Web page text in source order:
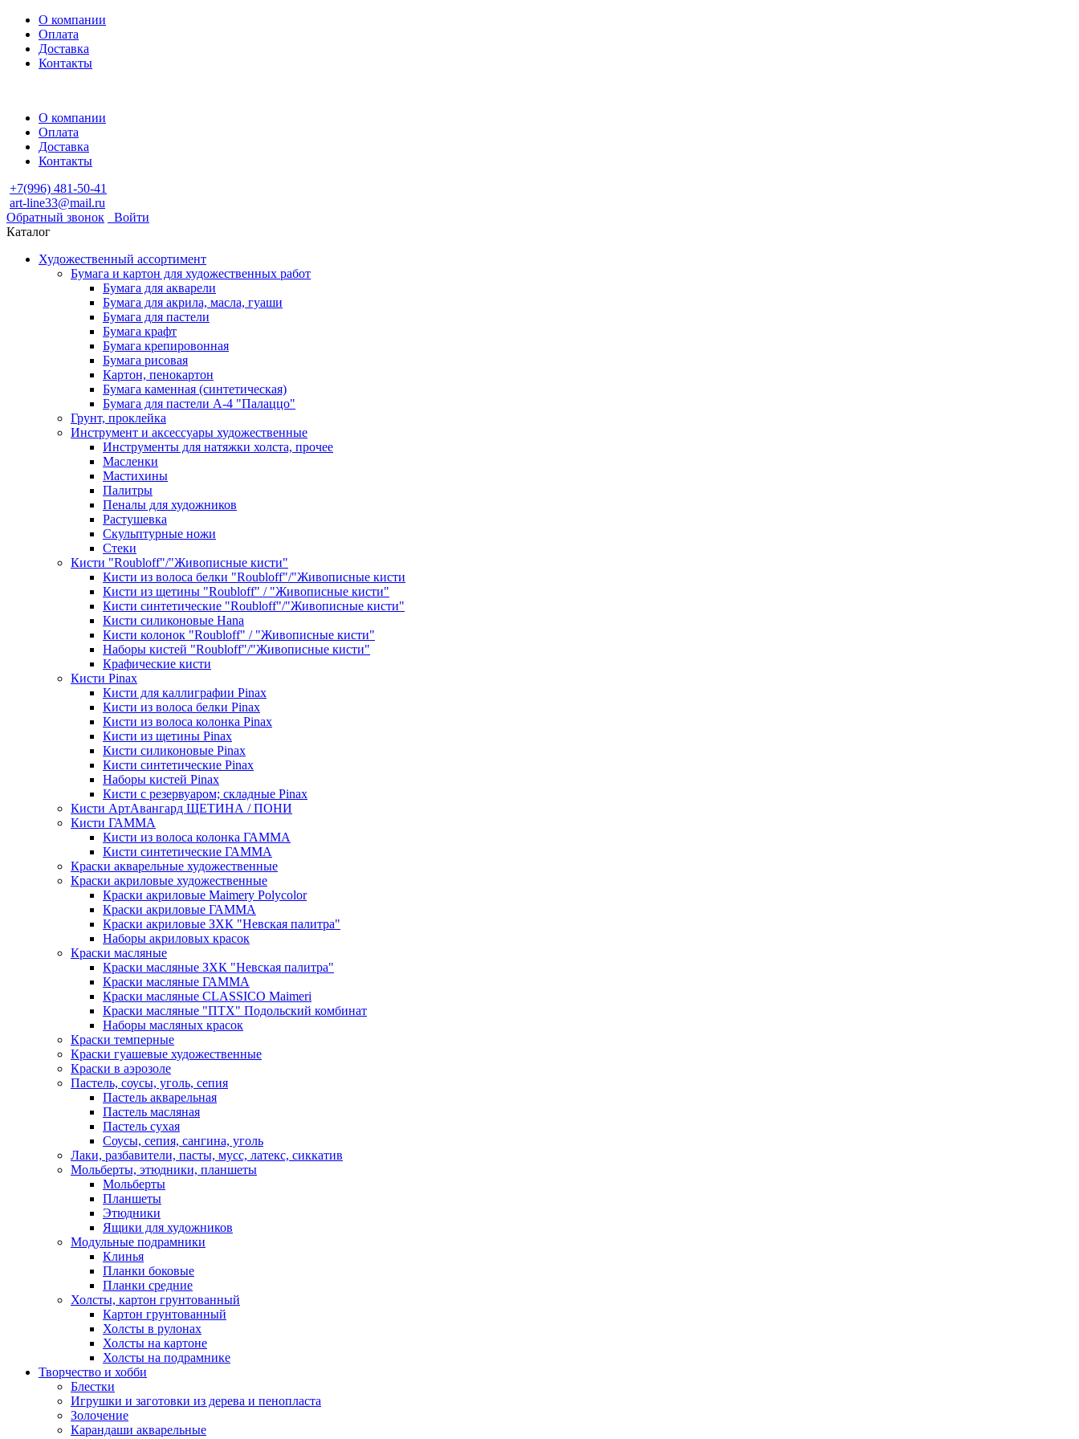
О компании
Оплата
Доставка
Контакты
О компании
Оплата
Доставка
Контакты
+7(996) 481-50-41
art-line33@mail.ru
Обратный звонок
Войти
Каталог
Художественный ассортимент
Бумага и картон для художественных работ
Бумага для акварели
Бумага для акрила, масла, гуаши
Бумага для пастели
Бумага крафт
Бумага крепировонная
Бумага рисовая
Картон, пенокартон
Бумага каменная (синтетическая)
Бумага для пастели А-4 "Палаццо"
Грунт, проклейка
Инструмент и аксессуары художественные
Инструменты для натяжки холста, прочее
Масленки
Мастихины
Палитры
Пеналы для художников
Растушевка
Скульптурные ножи
Стеки
Кисти "Roubloff"/"Живописные кисти"
Кисти из волоса белки "Roubloff"/"Живописные кисти
Кисти из щетины "Roubloff" / "Живописные кисти"
Кисти синтетические "Roubloff"/"Живописные кисти"
Кисти силиконовые Hana
Кисти колонок "Roubloff" / "Живописные кисти"
Наборы кистей "Roubloff"/"Живописные кисти"
Крафические кисти
Кисти Pinax
Кисти для каллиграфии Pinax
Кисти из волоса белки Pinax
Кисти из волоса колонка Pinax
Кисти из щетины Pinax
Кисти силиконовые Pinax
Кисти синтетические Pinax
Наборы кистей Pinax
Кисти с резервуаром; складные Pinax
Кисти АртАвангард ЩЕТИНА / ПОНИ
Кисти ГАММА
Кисти из волоса колонка ГАММА
Кисти синтетические ГАММА
Краски акварельные художественные
Краски акриловые художественные
Краски акриловые Maimery Polycolor
Краски акриловые ГАММА
Краски акриловые ЗХК "Невская палитра"
Наборы акриловых красок
Краски масляные
Краски масляные ЗХК "Невская палитра"
Краски масляные ГАММА
Краски масляные CLASSICO Maimeri
Краски масляные "ПТХ" Подольский комбинат
Наборы масляных красок
Краски темперные
Краски гуашевые художественные
Краски в аэрозоле
Пастель, соусы, уголь, сепия
Пастель акварельная
Пастель масляная
Пастель сухая
Соусы, сепия, сангина, уголь
Лаки, разбавители, пасты, мусс, латекс, сиккатив
Мольберты, этюдники, планшеты
Мольберты
Планшеты
Этюдники
Ящики для художников
Модульные подрамники
Клинья
Планки боковые
Планки средние
Холсты, картон грунтованный
Картон грунтованный
Холсты в рулонах
Холсты на картоне
Холсты на подрамнике
Творчество и хобби
Блестки
Игрушки и заготовки из дерева и пенопласта
Золочение
Карандаши акварельные